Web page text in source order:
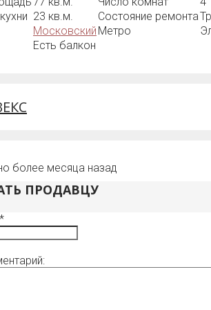
23 кв.м. Состояние ремонта
Московский Метро
Есть балкон
более месяца назад
ПРОДАВЦУ